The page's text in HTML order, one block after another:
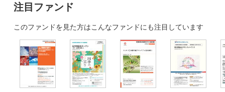
注目ファンド
このファンドを見た方はこんなファンドにも注目しています